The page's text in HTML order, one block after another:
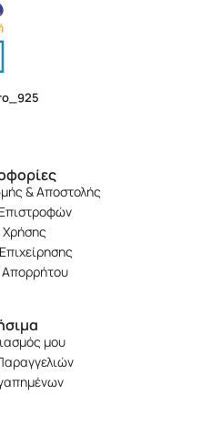
& Αποστολής
Απορρήτου
μου